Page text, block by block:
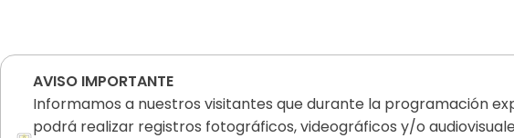
AVISO IMPORTANTE
Informamos a nuestros visitantes que durante la programación
podrá realizar registros fotográficos, videográficos y/o